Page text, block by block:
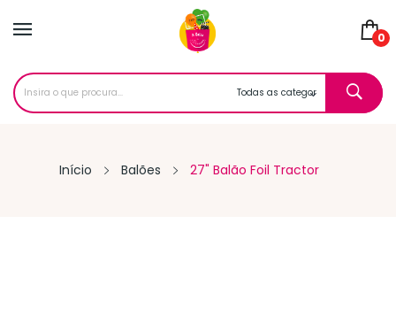
0
Início Balões 27" Balão Foil Tractor